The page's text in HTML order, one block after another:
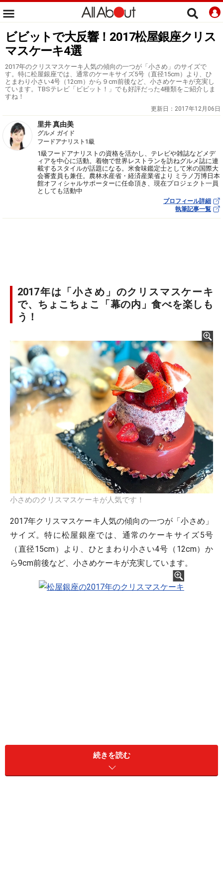
ビビットで大反響！2017松屋銀座クリス
マスケーキ4選
2017年のクリスマスケーキ人気の傾向の一つが「小さめ」のサイズで
す。特に松屋銀座では、通常のケーキサイズ5号（直径15cm）より、ひ
とまわり小さい4号（12cm）から９cm前後など、小さめケーキが充実し
ています。TBSテレビ「ビビット！」でも好評だった4種類をご紹介しま
すね！
更新日： 2017年12月06日
里井 真由美
グルメ ガイド
フードアナリスト1級
1級フードアナリストの資格を活かし、テレビや雑誌などメデ
ィアを中心に活動。着物で世界レストランを訪ねグルメ誌に連
載するスタイルが話題になる。米食味鑑定士として米の国際大
会審査員も兼任。農林水産省・経済産業省より ミラノ万博日本
館オフィシャルサポーターに任命頂き、現在プロジェクト一員
としても活動中
プロフィール詳細
執筆記事一覧
2017年は「小さめ」のクリスマスケーキ
で、ちょこちょこ「幕の内」食べを楽しも
う！
小さめのクリスマスケーキが人気です！
2017年クリスマスケーキ人気の傾向の一つが「小さめ」
サイズ。特に松屋銀座では、通常のケーキサイズ5号
（直径15cm）より、ひとまわり小さい4号（12cm）か
ら9cm前後など、小さめケーキが充実しています。
小さめサイズを数種買う良さは、テーブルが華やぐこ
と、ちょこちょこと少量&多種いただける、いわゆる
続きを読む